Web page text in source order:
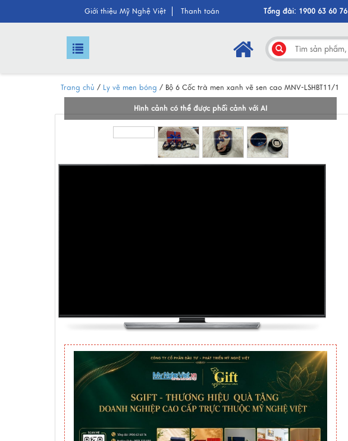
Giới thiệu Mỹ Nghệ Việt Thanh toán Tổng đài: 1900 63 60 76
Trang chủ / Ly vẽ men bóng / Bộ 6 Cốc trà men xanh vẽ sen cao MNV-LSHBT11/1
Hình cảnh có thể được phối cảnh với AI